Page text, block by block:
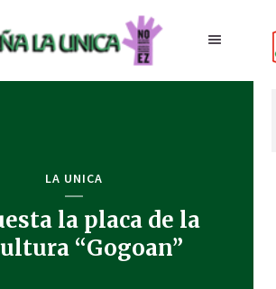
LA UNICA
la placa de la
“Gogoan”